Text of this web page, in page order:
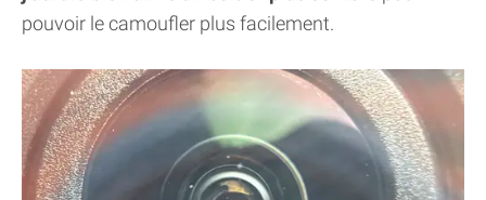
pouvoir le camoufler plus facilement.